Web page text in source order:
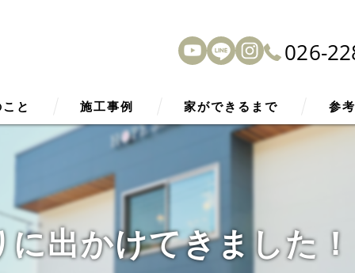
026-
と
ン
ン
施工事例 家ができるまで
アフターサービス
参
に出かけてきました！